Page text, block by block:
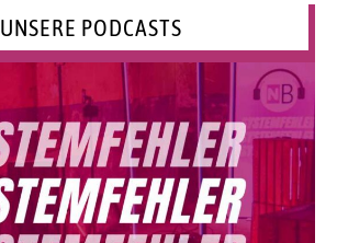
UNSERE PODCASTS